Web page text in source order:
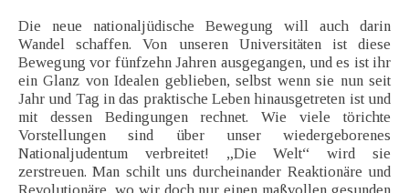
Die neue nationaljüdische Bewegung will auch darin
Wandel schaffen. Von unseren Universitäten ist diese
Bewegung vor fünfzehn Jahren ausgegangen, und es ist ihr
ein Glanz von Idealen geblieben, selbst wenn sie nun seit
Jahr und Tag in das praktische Leben hinausgetreten ist und
mit dessen Bedingungen rechnet. Wie viele törichte
Vorstellungen sind über unser wiedergeborenes
Nationaljudentum verbreitet! „Die Welt“ wird sie
zerstreuen. Man schilt uns durcheinander Reaktionäre und